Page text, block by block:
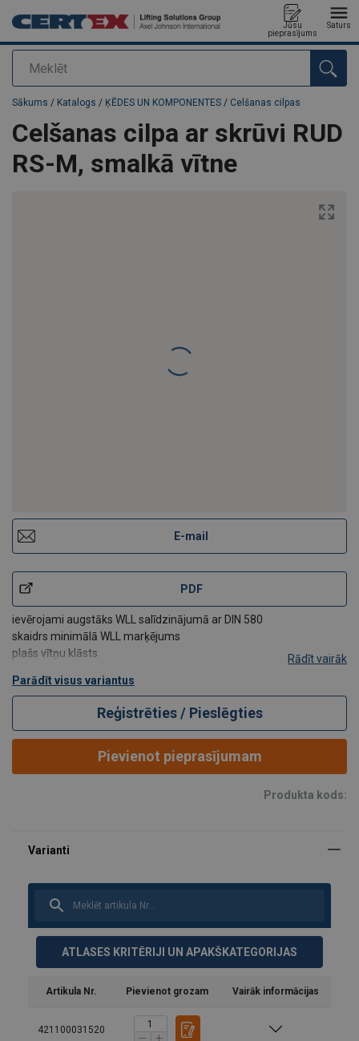
Meklēt
Jūsu
pieprasījums
Saturs
Pievienots jūsu pasūtījumam
Sākums / Katalogs / ĶĒDES UN KOMPONENTES / Celšanas cilpas
Celšanas cilpa ar skrūvi RUD
RS-M, smalkā vītne
E-mail
PDF
ievērojami augstāks WLL salīdzinājumā ar DIN 580
skaidrs minimālā WLL marķējums
plašs vītņu klāsts
Rādīt vairāk
Parādīt visus variantus
Reģistrēties / Pieslēgties
Pievienot pieprasījumam
Produkta kods:
ATLASES KRITĒRIJI UN APAKŠKATEGORIJAS
Artikula Nr. Pievienot grozam Vairāk informācijas
421100031520